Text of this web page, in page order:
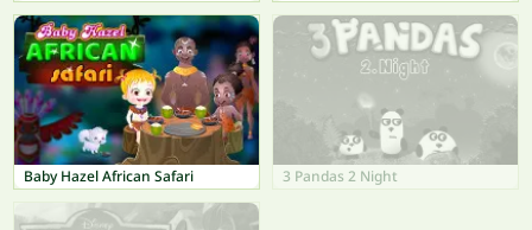
Baby Hazel African Safari 3 Pandas 2 Night